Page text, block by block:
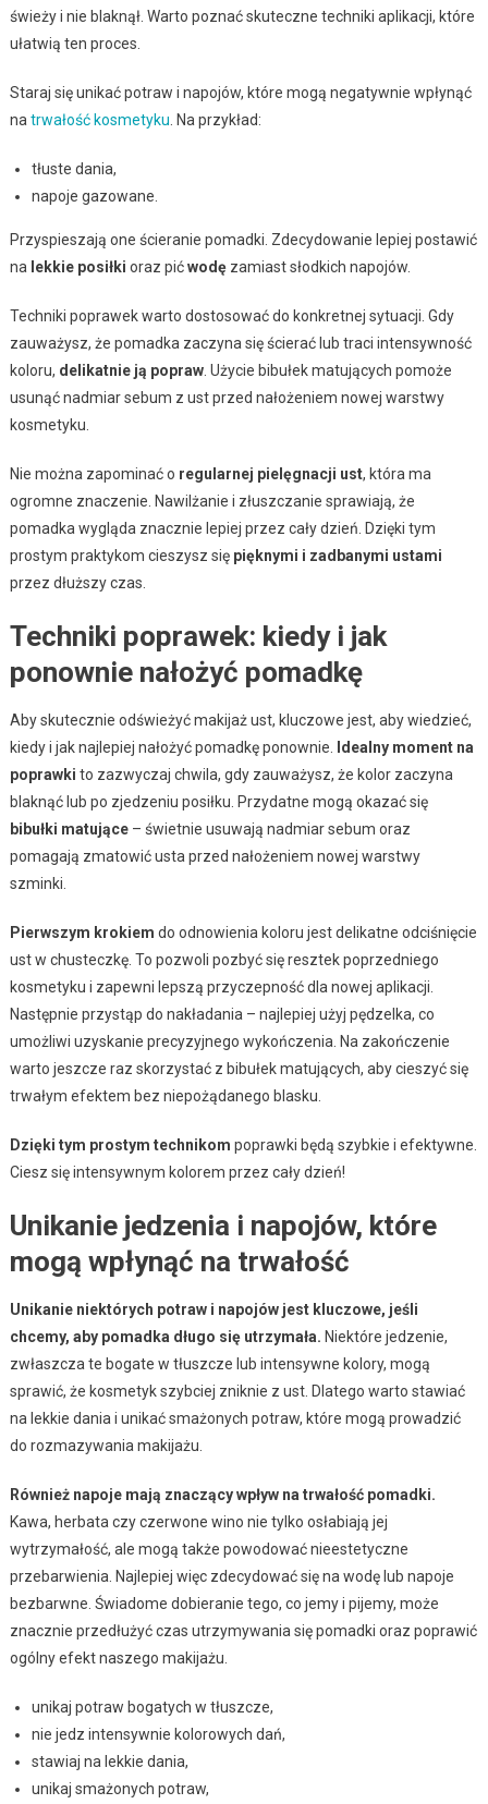
świeży i nie blaknął. Warto poznać skuteczne techniki aplikacji, które
ułatwią ten proces.
Staraj się unikać potraw i napojów, które mogą negatywnie wpłynąć
na trwałość kosmetyku . Na przykład:
tłuste dania,
napoje gazowane.
Przyspieszają one ścieranie pomadki. Zdecydowanie lepiej postawić
na lekkie posiłki oraz pićwodęzamiast słodkich napojów.
Techniki poprawek warto dostosować do konkretnej sytuacji. Gdy
zauważysz, że pomadka zaczyna się ścierać lub traci intensywność
koloru, delikatnie ją popraw. Użycie bibułek matujących pomoże
usunąć nadmiar sebum z ust przed nałożeniem nowej warstwy
kosmetyku.
Nie można zapominać o regularnej pielęgnacji ust, która ma
ogromne znaczenie. Nawilżanie i złuszczanie sprawiają, że
pomadka wygląda znacznie lepiej przez cały dzień. Dzięki tym
prostym praktykom cieszysz się pięknymi i zadbanymi ustami
przez dłuższy czas.
Techniki poprawek: kiedy i jak
ponownie nałożyć pomadkę
Aby skutecznie odświeżyć makijaż ust, kluczowe jest, aby wiedzieć,
kiedy i jak najlepiej nałożyć pomadkę ponownie.
Idealny moment na
poprawki to zazwyczaj chwila, gdy zauważysz, że kolor zaczyna
blaknąć lub po zjedzeniu posiłku. Przydatne mogą okazać się
bibułki matujące– świetnie usuwają nadmiar sebum oraz
pomagają zmatowić usta przed nałożeniem nowej warstwy
szminki.
Pierwszym krokiem do odnowienia koloru jest delikatne odciśnięcie
ust w chusteczkę. To pozwoli pozbyć się resztek poprzedniego
kosmetyku i zapewni lepszą przyczepność dla nowej aplikacji.
Następnie przystąp do nakładania – najlepiej użyj pędzelka, co
umożliwi uzyskanie precyzyjnego wykończenia. Na zakończenie
warto jeszcze raz skorzystać z bibułek matujących, aby cieszyć się
trwałym efektem bez niepożądanego blasku.
Dzięki tym prostym technikom poprawki będą szybkie i efektywne.
Ciesz się intensywnym kolorem przez cały dzień!
Unikanie jedzenia i napojów, które
mogą wpłynąć na trwałość
Unikanie niektórych potraw i napojów jest kluczowe, jeśli
chcemy, aby pomadka długo się utrzymała. Niektóre jedzenie,
zwłaszcza te bogate w tłuszcze lub intensywne kolory, mogą
sprawić, że kosmetyk szybciej zniknie z ust. Dlatego warto stawiać
na lekkie dania i unikać smażonych potraw, które mogą prowadzić
do rozmazywania makijażu.
Również napoje mają znaczący wpływ na trwałość pomadki.
Kawa, herbata czy czerwone wino nie tylko osłabiają jej
wytrzymałość, ale mogą także powodować nieestetyczne
przebarwienia. Najlepiej więc zdecydować się na wodę lub napoje
bezbarwne. Świadome dobieranie tego, co jemy i pijemy, może
znacznie przedłużyć czas utrzymywania się pomadki oraz poprawić
ogólny efekt naszego makijażu.
unikaj potraw bogatych w tłuszcze,
nie jedz intensywnie kolorowych dań,
stawiaj na lekkie dania,
unikaj smażonych potraw,